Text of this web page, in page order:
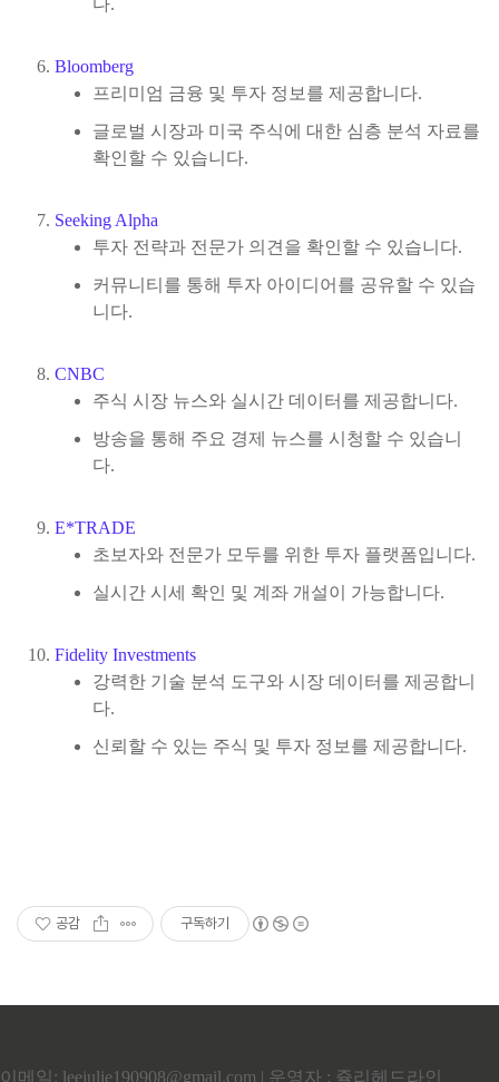
다.
Bloomberg
프리미엄 금융 및 투자 정보를 제공합니다.
글로벌 시장과 미국 주식에 대한 심층 분석 자료를
확인할 수 있습니다.
Seeking Alpha
투자 전략과 전문가 의견을 확인할 수 있습니다.
커뮤니티를 통해 투자 아이디어를 공유할 수 있습
니다.
CNBC
주식 시장 뉴스와 실시간 데이터를 제공합니다.
방송을 통해 주요 경제 뉴스를 시청할 수 있습니
다.
E*TRADE
초보자와 전문가 모두를 위한 투자 플랫폼입니다.
실시간 시세 확인 및 계좌 개설이 가능합니다.
Fidelity Investments
강력한 기술 분석 도구와 시장 데이터를 제공합니
다.
신뢰할 수 있는 주식 및 투자 정보를 제공합니다.
공감 구독하기
이메일: leejulie190908@gmail.com | 운영자 : 쥴리헤드라인